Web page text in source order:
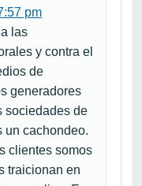
pm
las
y contra el
de
generadores
sociedades de
un cachondeo.
clientes somos
traicionan en